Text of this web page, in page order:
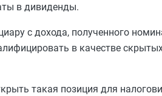
в дивиденды.
с дохода, полученного
в качестве
такая позиция для